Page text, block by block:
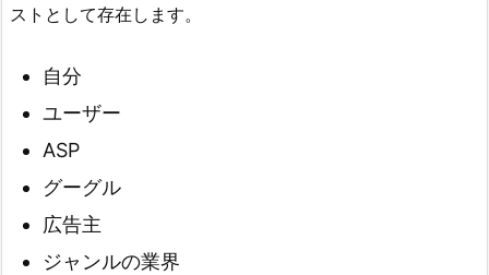
ストとして存在します。
自分
ユーザー
ASP
グーグル
広告主
ジャンルの業界